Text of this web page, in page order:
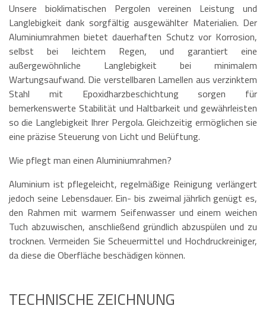
Unsere bioklimatischen Pergolen vereinen Leistung und
Langlebigkeit dank sorgfältig ausgewählter Materialien. Der
Aluminiumrahmen bietet dauerhaften Schutz vor Korrosion,
selbst bei leichtem Regen, und garantiert eine
außergewöhnliche Langlebigkeit bei minimalem
Wartungsaufwand. Die verstellbaren Lamellen aus verzinktem
Stahl mit Epoxidharzbeschichtung sorgen für
bemerkenswerte Stabilität und Haltbarkeit und gewährleisten
so die Langlebigkeit Ihrer Pergola. Gleichzeitig ermöglichen sie
eine präzise Steuerung von Licht und Belüftung.
Wie pflegt man einen Aluminiumrahmen?
Aluminium ist pflegeleicht, regelmäßige Reinigung verlängert
jedoch seine Lebensdauer. Ein- bis zweimal jährlich genügt es,
den Rahmen mit warmem Seifenwasser und einem weichen
Tuch abzuwischen, anschließend gründlich abzuspülen und zu
trocknen. Vermeiden Sie Scheuermittel und Hochdruckreiniger,
da diese die Oberfläche beschädigen können.
TECHNISCHE ZEICHNUNG